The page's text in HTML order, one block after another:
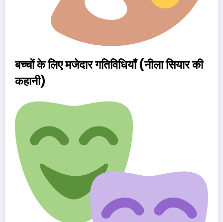
बच्चों के लिए मजेदार गतिविधियाँ (नीला सियार की
कहानी)